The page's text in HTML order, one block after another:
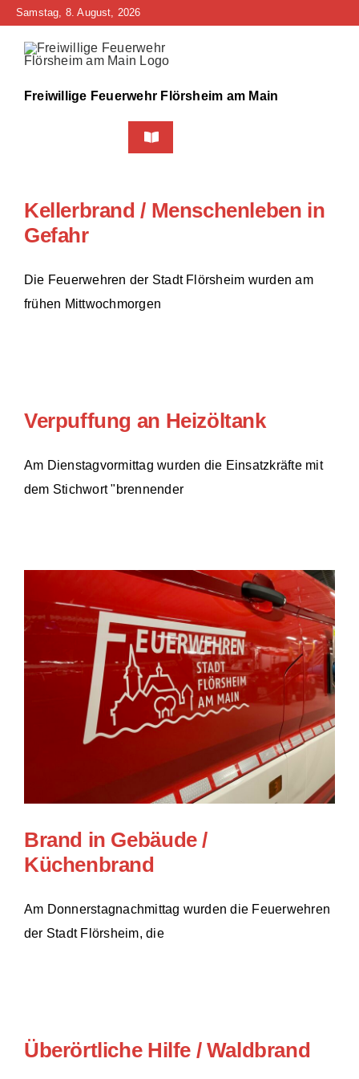
Zum
springen
Samstag, 8. August, 2026
Freiwillige Feuerwehr Flörsheim am Main
Toggle
Navigation
Neuigkeiten
Über uns
Kellerbrand / Menschenleben in
Gefahr
Die Feuerwehren der Stadt Flörsheim wurden am
frühen Mittwochmorgen
Verpuffung an Heizöltank
Am Dienstagvormittag wurden die Einsatzkräfte mit
dem Stichwort "brennender
Brand in Gebäude /
Küchenbrand
Am Donnerstagnachmittag wurden die Feuerwehren
der Stadt Flörsheim, die
Überörtliche Hilfe / Waldbrand